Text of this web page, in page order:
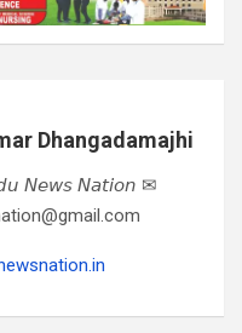
Dhangadamajhi
𝘕𝘦𝘸𝘴 𝘕𝘢𝘵𝘪𝘰𝘯 ✉